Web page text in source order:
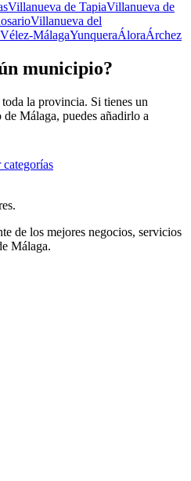
Villanueva de TapiaVillanueva de
Villanueva del
Vélez-MálagaYunqueraÁloraÁrchez
municipio?
la provincia. Si tienes un
Málaga, puedes añadirlo a
de los mejores negocios, servicios
Málaga.